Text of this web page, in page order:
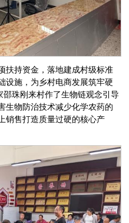
扶持资金，落地建成村级标准
设施，为乡村电商发展筑牢硬
珠刚来村作了生物链观念引导
生物防治技术减少化学农药的
销售打造质量过硬的核心产